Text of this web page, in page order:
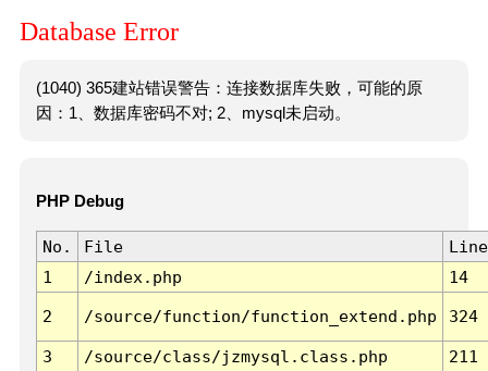
Database Error
(1040) 365建站错误警告：连接数据库失败，可能的原
因：1、数据库密码不对; 2、mysql未启动。
PHP Debug
No. File
Line
1
/index.php 14
2 /source/function/function_extend.php 324
3 /source/class/jzmysql.class.php
211